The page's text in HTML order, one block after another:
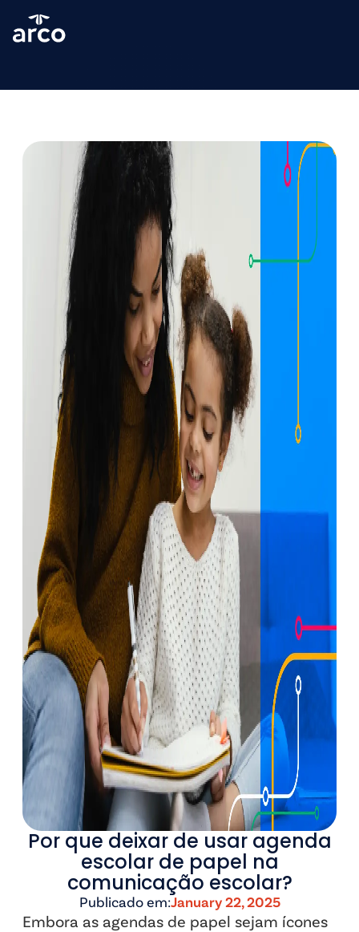
Por que deixar de usar agenda
escolar de papel na
comunicação escolar?
Publicado em:January 22, 2025
Embora as agendas de papel sejam ícones